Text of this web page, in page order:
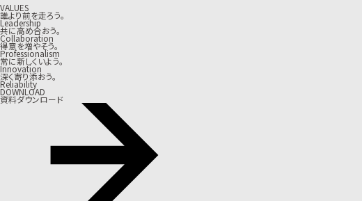
VALUES
誰より前を走ろう。
Leadership
共に高め合おう。
Collaboration
得意を増やそう。
Professionalism
常に新しくいよう。
Innovation
深く寄り添おう。
Reliability
DOWNLOAD
資料ダウンロード